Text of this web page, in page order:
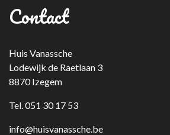
Contact
Huis Vanassche
Lodewijk de Raetlaan 3
8870 Izegem
Tel. 051 30 17 53
info@huisvanassche.be